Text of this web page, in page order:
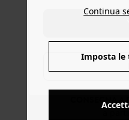
CONSEGNA A
Continua
Imposta le